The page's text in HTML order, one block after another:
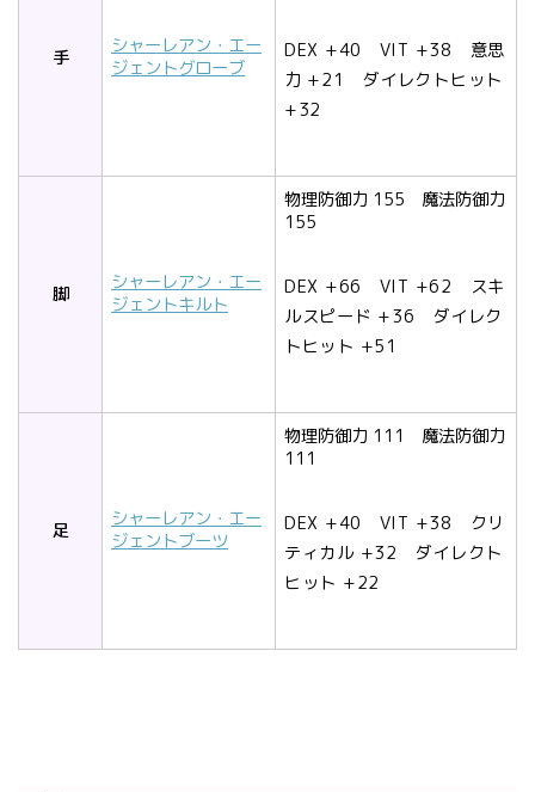
手
シャーレアン・エー
ジェントグローブ
DEX +40 VIT +38 意思
力 +21 ダイレクトヒット
+32
脚
シャーレアン・エー
ジェントキルト
物理防御力 155 魔法防御力
155
DEX +66 VIT +62 スキ
ルスピード +36 ダイレク
トヒット +51
足
シャーレアン・エー
ジェントブーツ
物理防御力 111 魔法防御力
111
DEX +40 VIT +38 クリ
ティカル +32 ダイレクト
ヒット +22